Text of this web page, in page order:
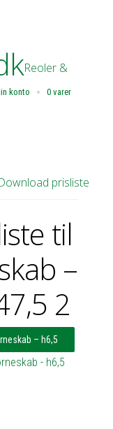
konto 0 varer
Reoler &
prisliste
til
–
2
– h6,5